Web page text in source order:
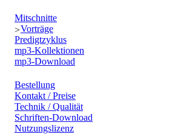
Mitschnitte
Vorträge
Predigtzyklus
mp3-Kollektionen
mp3-Download
Bestellung
Kontakt / Preise
Technik / Qualität
Schriften-Download
Nutzungslizenz